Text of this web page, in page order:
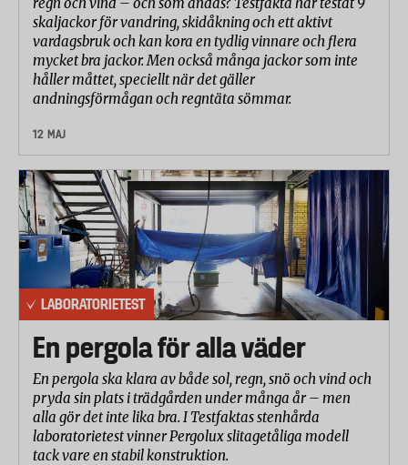
skaljackor för vandring, skidåkning och ett aktivt
vardagsbruk och kan kora en tydlig vinnare och flera
mycket bra jackor. Men också många jackor som inte
håller måttet, speciellt när det gäller
andningsförmågan och regntäta sömmar.
12 MAJ
LABORATORIETEST
En pergola för alla väder
En pergola ska klara av både sol, regn, snö och vind och
pryda sin plats i trädgården under många år – men
alla gör det inte lika bra. I Testfaktas stenhårda
laboratorietest vinner Pergolux slitagetåliga modell
tack vare en stabil konstruktion.